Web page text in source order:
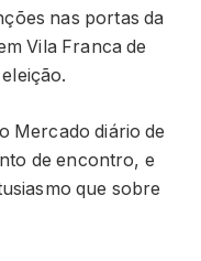
nas portas da
Vila Franca de
Mercado diário de
de encontro, e
que sobre